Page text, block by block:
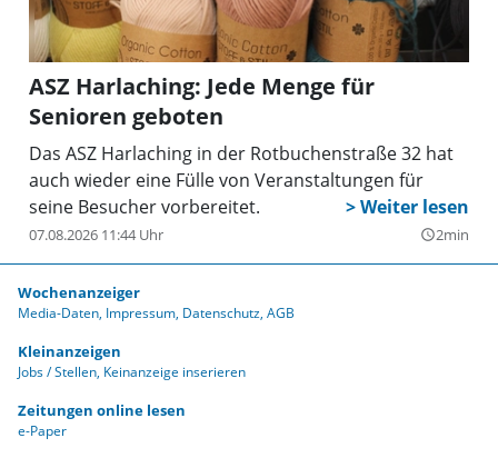
ASZ Harlaching: Jede Menge für
Senioren geboten
Das ASZ Harlaching in der Rotbuchenstraße 32 hat
auch wieder eine Fülle von Veranstaltungen für
seine Besucher vorbereitet.
07.08.2026 11:44 Uhr query_builder2min
Wochenanzeiger
Media-Daten Impressum Datenschutz AGB
Kleinanzeigen
Jobs / Stellen Keinanzeige inserieren
Zeitungen online lesen
e-Paper